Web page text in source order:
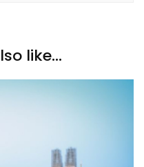
like...